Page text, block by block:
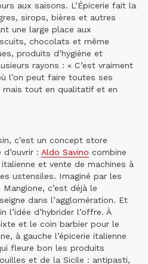
aux saisons. L’Épicerie fait la
sirops, bières et autres
une large place aux
chocolats et même
produits d’hygiène et
rayons : « C’est vraiment
l’on peut faire toutes ses
tout en qualitatif et en
c’est un concept store
: Aldo Savino combine
et vente de machines à
ustensiles. Imaginé par les
c’est déjà le
dans l’agglomération. Et
l’idée d’hybrider l’offre. À
et le coin barbier pour le
à gauche l’épicerie italienne
fleure bon les produits
et de la Sicile : antipasti,